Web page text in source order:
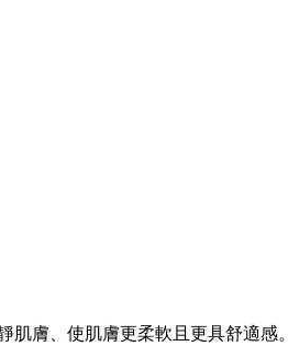
膚、使肌膚更柔軟且更具舒適感。